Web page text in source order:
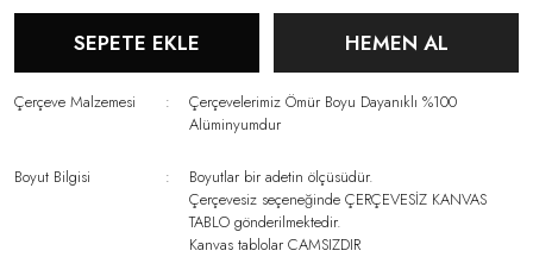
SEPETE EKLE HEMEN AL
Çerçeve Malzemesi
Çerçevelerimiz Ömür Boyu Dayanıklı %100
Alüminyumdur
Boyut Bilgisi
Boyutlar bir adetin ölçüsüdür.
Çerçevesiz seçeneğinde ÇERÇEVESİZ KANVAS
TABLO gönderilmektedir.
Kanvas tablolar CAMSIZDIR